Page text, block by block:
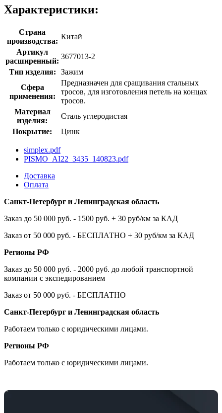
Характеристики:
Страна
производства:
Китай
Артикул
расширенный:
3677013-2
Тип изделия:
Зажим
Сфера
применения:
Предназначен для сращивания стальных
тросов, для изготовления петель на концах
тросов.
Материал
изделия:
Сталь углеродистая
Покрытие:
Цинк
simplex.pdf
PISMO_AI22_3435_140823.pdf
Доставка
Оплата
Санкт-Петербург и Ленинградская область
Заказ до 50 000 руб. - 1500 руб. + 30 руб/км за КАД
Заказ от 50 000 руб. - БЕСПЛАТНО + 30 руб/км за КАД
Регионы РФ
Заказ до 50 000 руб. - 2000 руб. до любой транспортной
компании с экспедированием
Заказ от 50 000 руб. - БЕСПЛАТНО
Санкт-Петербург и Ленинградская область
Работаем только с юридическими лицами.
Регионы РФ
Работаем только с юридическими лицами.